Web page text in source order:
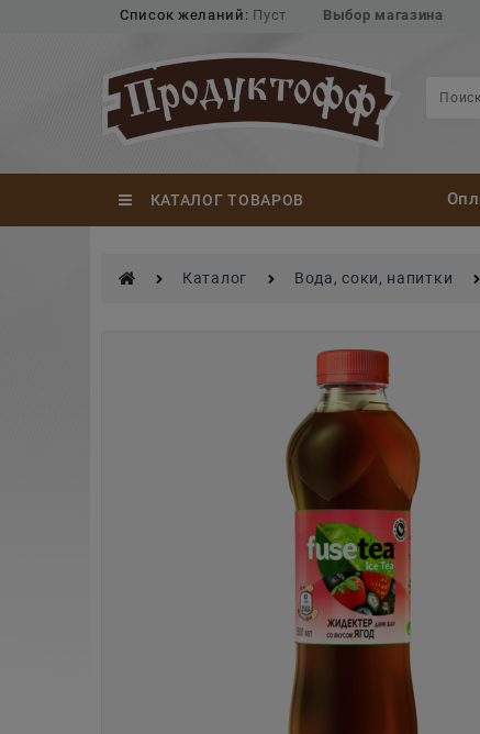
Список желаний: Пуст Выбор магазина
КАТАЛОГ ТОВАРОВ
Каталог Вода, соки, напитки